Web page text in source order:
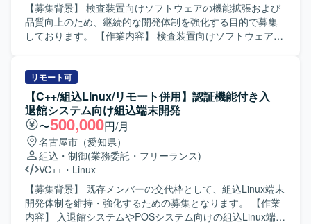
【募集背景】 検査装置向けソフトウェアの機能拡張および
品質向上のため、継続的な開発体制を強化する目的で募集
しております。 【作業内容】 検査装置向けソフトウェアの
ラなどハードウェアとの連携や制御を行う機能の開発を進
めていただきます。 【求める人物像】 主体的に課題を発見
し行動できる方、周囲と円滑にコミュニケーションを取り
ながら開発を進められる方を求めております。 【ポジショ
ンの魅力】 検査装置という専門性の高い領域で、組込開発
スキルやマルチスレッドプログラミング、画像処理関連の
技術などを実務を通じて習得・強化していただけます。上
流工程から一貫して関わることで、ソフトウェア全体の構
造理解も深めていただけます。 【開発環境】 C++および
Visual Studioを用いた組込ソフトウェア開発環境での作業と
なります。Linux環境での開発やテスト環境構築、Qtや画像
リモート可
【C++/組込Linux/リモート併用】認証機能付き入
退館システム向け組込端末開発
〜500,000円/月
名古屋市（愛知県）
組込・制御(業務委託・フリーランス)
VC++ ・ Linux
【募集背景】 既存メンバーの交代枠として、組込Linux端末
開発体制を維持・強化するための募集となります。 【作業
内容】 入退館システムやPOSシステム向けの組込Linux端末